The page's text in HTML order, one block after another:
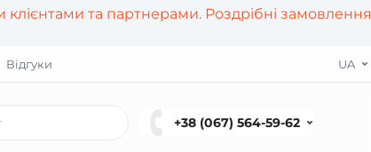
та партнерами. Роздрібні замовлення
Відгуки UA
+38 (067) 564-59-62